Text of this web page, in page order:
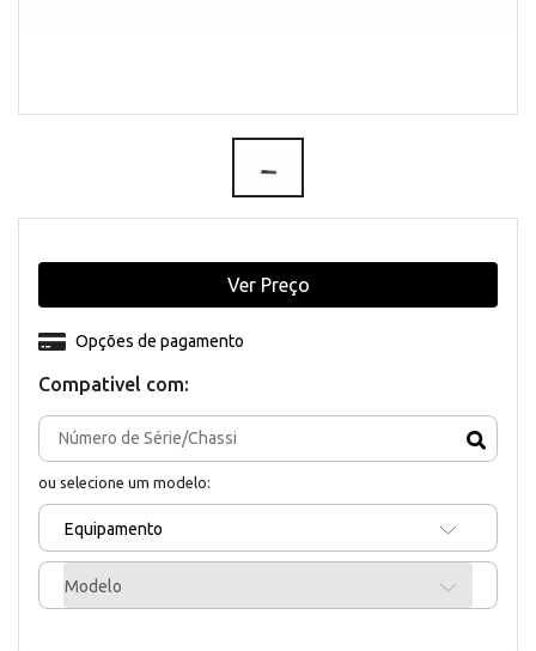
Compativel com:
ou selecione um modelo:
Equipamento
Modelo
Opções de pagamento
Ver Preço